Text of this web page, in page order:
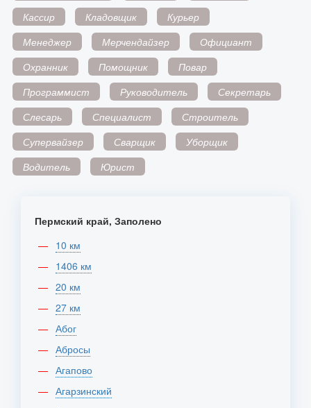
Кассир
Кладовщик
Курьер
Менеджер
Мерчендайзер
Официант
Охранник
Помощник
Повар
Программист
Руководитель
Секретарь
Слесарь
Специалист
Строитель
Супервайзер
Сварщик
Уборщик
Водитель
Юрист
Пермский край, Заполено
10 км
1406 км
20 км
27 км
Абог
Абросы
Агапово
Агарзинский